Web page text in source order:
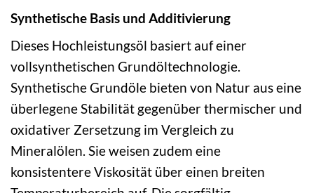
Synthetische Basis und Additivierung
Dieses Hochleistungsöl basiert auf einer
vollsynthetischen Grundöltechnologie.
Synthetische Grundöle bieten von Natur aus eine
überlegene Stabilität gegenüber thermischer und
oxidativer Zersetzung im Vergleich zu
Mineralölen. Sie weisen zudem eine
konsistentere Viskosität über einen breiten